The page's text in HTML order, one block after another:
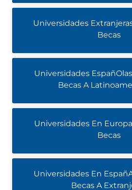
Universidades
Becas
Universidades
Becas A
Universidades En
Becas
Universidades En
Becas A